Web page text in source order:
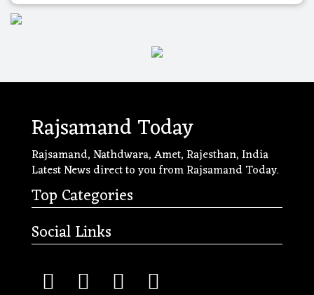
Rajsamand Today
Rajsamand, Nathdwara, Amet, Rajesthan, India
Latest News direct to you from Rajsamand Today.
Top Categories
Social Links